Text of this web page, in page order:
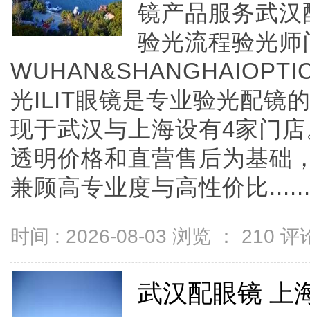
镜产品服务武
验光流程验光
光ILIT眼镜是专业验光配镜
现于武汉与上海设有4家门
透明价格和直营售后为基础
兼顾高专业度与高性价比......
时间 : 2026-08-03 浏览 ： 210 评
武汉配眼镜 上